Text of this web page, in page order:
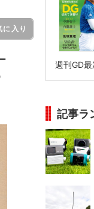
に入り
週刊GD
記事ラ